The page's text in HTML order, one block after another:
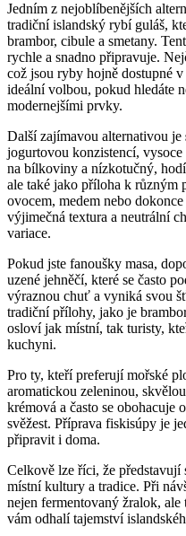
Jedním z nejoblíbenějších
tradiční islandský rybí guláš,
brambor, cibule a smetany.
rychle a snadno připravuje.
což jsou ryby hojně dostupné
ideální volbou, pokud hledáte
modernejšími prvky.
Další zajímavou alternativou je
jogurtovou konzistencí,
na bílkoviny a nízkotučný,
ale také jako příloha k různým
ovocem, medem nebo
výjimečná textura a neutrální
variace.
Pokud jste fanoušky masa,
uzené jehněčí, které se často
výraznou chuť a vyniká svou
tradiční přílohy, jako je
osloví jak místní, tak turisty,
kuchyni.
Pro ty, kteří preferují mořské
aromatickou zeleninou,
krémová a často se obohacuje
svěžest. Příprava fiskisúpy je
připravit i doma.
Celkově lze říci, že představují
místní kultury a tradice. Při
nejen fermentovaný žralok,
vám odhalí tajemství